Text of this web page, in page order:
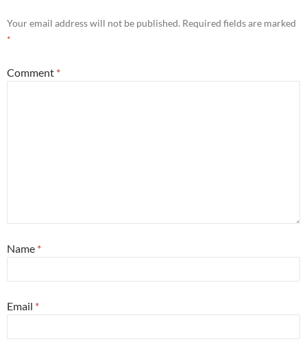
Your email address will not be published. Required fields are marked
*
Comment *
Name *
Email *